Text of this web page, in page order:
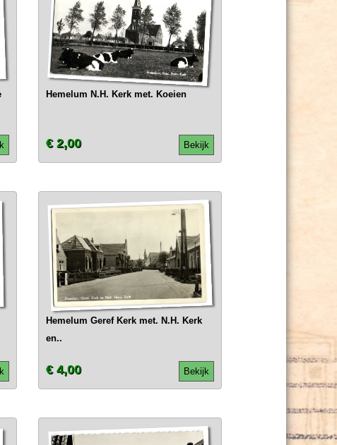
Hemelum N.H. Kerk met. Koeien
Bekijk
€ 2,00
Hemelum Geref Kerk met. N.H. Kerk
en..
Bekijk
€ 4,00